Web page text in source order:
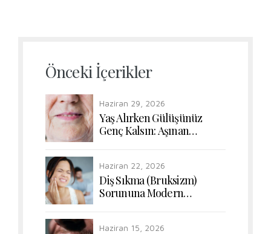
Önceki İçerikler
Haziran 29, 2026
Yaş Alırken Gülüşünüz
Genç Kalsın: Aşınan
Kazanılması
Haziran 22, 2026
Diş Sıkma (Bruksizm)
Sorununa Modern
Haziran 15, 2026